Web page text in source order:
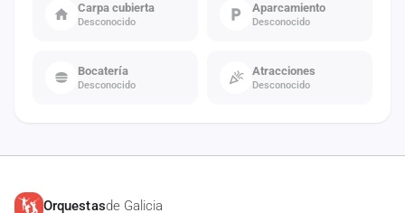
Carpa cubierta
Desconocido
Aparcamiento
Desconocido
Bocatería
Desconocido
Atracciones
Desconocido
Orquestasde Galicia